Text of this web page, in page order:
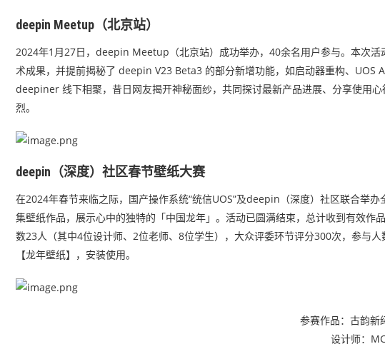
deepin Meetup（北京站）
2024年1月27日，deepin Meetup（北京站）成功举办，40余名用户参与。本次
术成果，并提前揭秘了 deepin V23 Beta3 的部分新增功能，如启动器重构、UOS
deepiner 线下相聚，昔日网友揭开神秘面纱，共同探讨最新产品进展、分享使用
烈。
deepin（深度）社区春节壁纸大赛
在2024年春节来临之际，国产操作系统“统信UOS”及deepin（深度）社区联合举
集壁纸作品，展示心中的独特的「中国龙年」。活动已圆满结束，总计收到有效
数23人（其中4位设计师、2位老师、8位学生），大众评委环节评分300次，参与
【龙年壁纸】，安装使用。
参赛作品：古韵新
设计师：